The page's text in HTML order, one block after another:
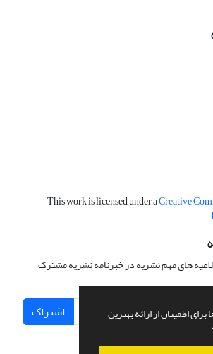
اطمینان از ارائه بهترین
This work is licensed under aCreative
.
های مهم نشریه در خبرنامه نشریه مشترک
اشتراک